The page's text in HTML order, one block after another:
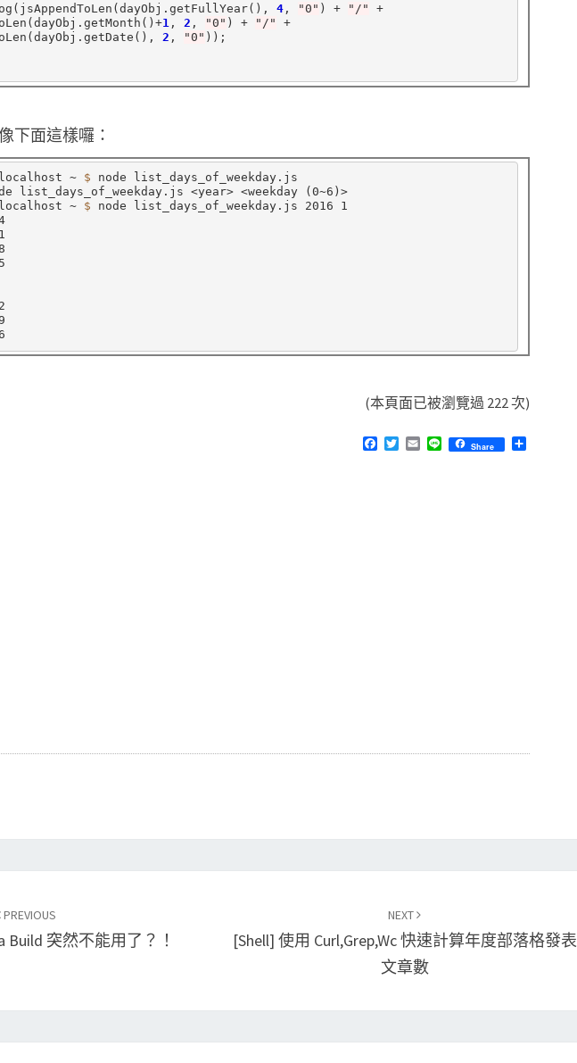
4, "0" ) + "/"
+
+1 , 2 , "0" ) + "/"
+
2 , "0" ));
下面這樣囉：
~ $ node list_days_of_weekday.js
list_days_of_weekday.js <year> <weekday
( 0~6 ) >
~ $ node list_days_of_weekday.js 2016 1
(本頁面已被瀏覽過 222 次)
F
T
E
L
Share
分
PREVIOUS
Build 突然不能用了？！
NEXT
[Shell] 使用 Curl,grep,wc 快速計算年度部落格發表
文章數